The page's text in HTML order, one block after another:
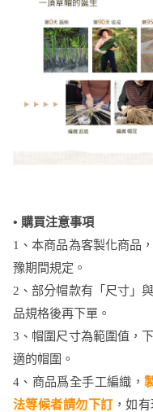
• 購買注意事項
1、本商品為客製化商品
豫期間規定。
2、部分帽款有「尺寸」
品規格後再下單。
3、帽圍尺寸為範圍值，
適的帽圍。
4、商品爲全手工編織，
法等候者請勿下訂，如